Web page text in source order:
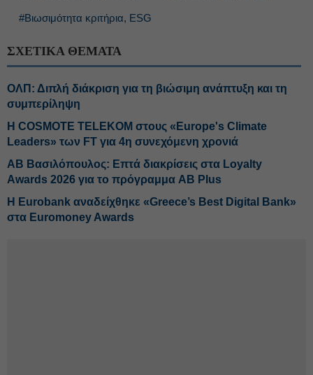
#Βιωσιμότητα κριτήρια, ESG
ΣΧΕΤΙΚΑ ΘΕΜΑΤΑ
ΟΛΠ: Διπλή διάκριση για τη βιώσιμη ανάπτυξη και τη
συμπερίληψη
Η COSMOTE TELEKOM στους «Europe's Climate
Leaders» των FT για 4η συνεχόμενη χρονιά
ΑΒ Βασιλόπουλος: Επτά διακρίσεις στα Loyalty
Awards 2026 για το πρόγραμμα AB Plus
Η Eurobank αναδείχθηκε «Greece’s Best Digital Bank»
στα Euromoney Awards